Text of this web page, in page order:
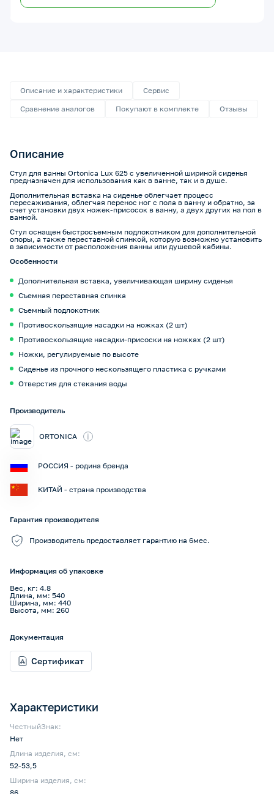
Описание и характеристики
Сервис
Сравнение аналогов
Покупают в комплекте Отзывы
Описание
Стул для ванны Ortonica Lux 625 с увеличенной шириной сиденья
предназначен для использования как в ванне, так и в душе.
Дополнительная вставка на сиденье облегчает процесс
пересаживания, облегчая перенос ног с пола в ванну и обратно, за
счет установки двух ножек-присосок в ванну, а двух других на пол в
ванной.
Стул оснащен быстросъемным подлокотником для дополнительной
опоры, а также переставной спинкой, которую возможно установить
в зависимости от расположения ванны или душевой кабины.
Особенности
Дополнительная вставка, увеличивающая ширину сиденья
Съемная переставная спинка
Съемный подлокотник
Противоскользящие насадки на ножках (2 шт)
Противоскользящие насадки-присоски на ножках (2 шт)
Ножки, регулируемые по высоте
Сиденье из прочного нескользящего пластика с ручками
Отверстия для стекания воды
Характеристики
ЧестныйЗнак:
Нет
Длина изделия, см:
52-53,5
Ширина изделия, см:
Производитель
ORTONICA i
РОССИЯ - родина бренда
КИТАЙ - страна производства
Гарантия производителя
Производитель предоставляет гарантию на 6мес.
Информация об упаковке
Вес, кг: 4.8
Длина, мм: 540
Ширина, мм: 440
Высота, мм: 260
Документация
Сертификат